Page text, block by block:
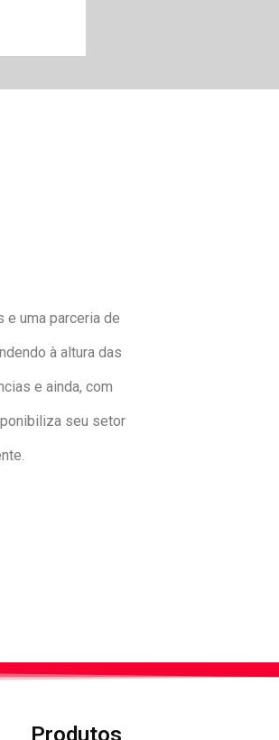
uma parceria de
à altura das
e ainda, com
seu setor
Produtos